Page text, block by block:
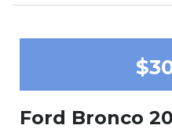
Ford Bronco